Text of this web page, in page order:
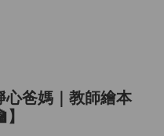
心爸媽｜教師繪本